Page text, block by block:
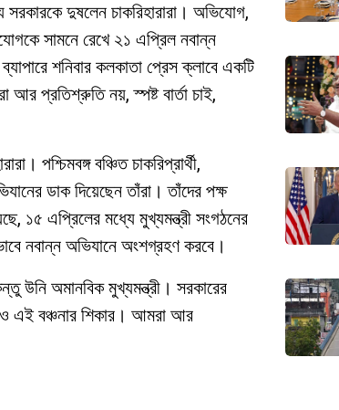
দুষলেন চাকরিহারারা। অভিযোগ,
সামনে রেখে ২১ এপ্রিল নবান্ন
শনিবার কলকাতা প্রেস ক্লাবে একটি
আর প্রতিশ্রুতি নয়, স্পষ্ট বার্তা চাই,
পশ্চিমবঙ্গ বঞ্চিত চাকরিপ্রার্থী,
ডাক দিয়েছেন তাঁরা। তাঁদের পক্ষ
১৫ এপ্রিলের মধ্যে মুখ্যমন্ত্রী সংগঠনের
নবান্ন অভিযানে অংশগ্রহণ করবে।
উনি অমানবিক মুখ্যমন্ত্রী। সরকারের
এই বঞ্চনার শিকার। আমরা আর